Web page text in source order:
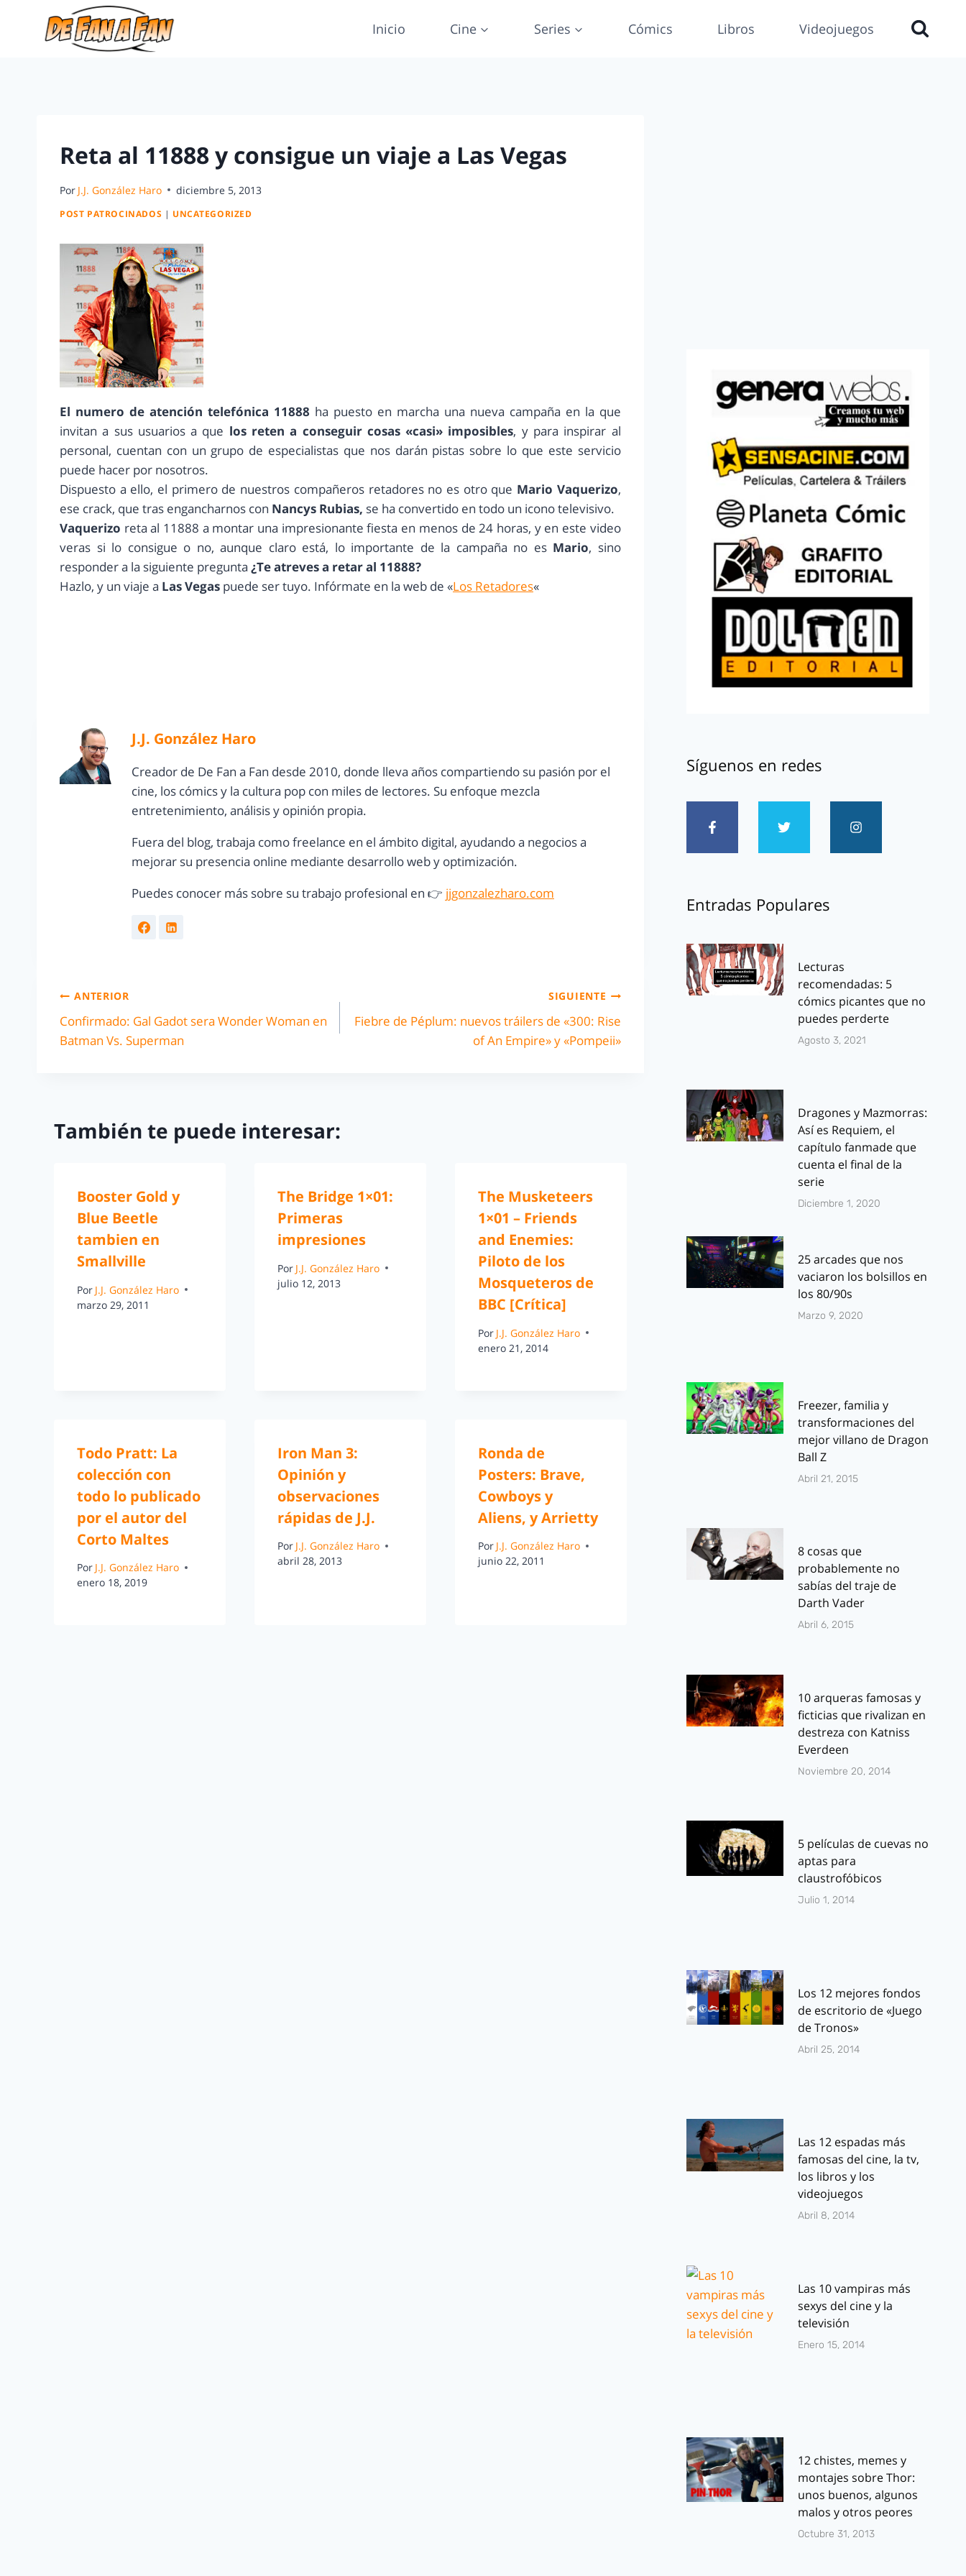
Inicio Cine Series Cómics Libros Videojuegos
Reta al 11888 y consigue un viaje a Las Vegas
Por J.J. González Haro diciembre 5, 2013
POST PATROCINADOS | UNCATEGORIZED
El numero de atención telefónica 11888 ha puesto en marcha una nueva campaña en la que
invitan a sus usuarios a que los reten a conseguir cosas «casi» imposibles, y para inspirar al
personal, cuentan con un grupo de especialistas que nos darán pistas sobre lo que este servicio
puede hacer por nosotros.
Dispuesto a ello, el primero de nuestros compañeros retadores no es otro que Mario Vaquerizo,
ese crack, que tras engancharnos con Nancys Rubias, se ha convertido en todo un icono televisivo.
Vaquerizo reta al 11888 a montar una impresionante fiesta en menos de 24 horas, y en este video
veras si lo consigue o no, aunque claro está, lo importante de la campaña no esMario, sino
responder a la siguiente pregunta ¿Te atreves a retar al 11888?
Hazlo, y un viaje a Las Vegas puede ser tuyo. Infórmate en la web de «Los Retadores«
J.J. González Haro
Creador de De Fan a Fan desde 2010, donde lleva años compartiendo su pasión por el
cine, los cómics y la cultura pop con miles de lectores. Su enfoque mezcla
entretenimiento, análisis y opinión propia.
Fuera del blog, trabaja como freelance en el ámbito digital, ayudando a negocios a
mejorar su presencia online mediante desarrollo web y optimización.
Puedes conocer más sobre su trabajo profesional en 👉 jjgonzalezharo.com
ANTERIOR
Confirmado: Gal Gadot sera Wonder Woman en
Batman Vs. Superman
SIGUIENTE
Fiebre de Péplum: nuevos tráilers de «300: Rise
of An Empire» y «Pompeii»
También te puede interesar:
Booster Gold y
Blue Beetle
tambien en
Smallville
Por J.J. González Haro
marzo 29, 2011
The Bridge 1×01:
Primeras
impresiones
Por J.J. González Haro
julio 12, 2013
The Musketeers
1×01 – Friends
and Enemies:
Piloto de los
Mosqueteros de
BBC [Crítica]
Por J.J. González Haro
enero 21, 2014
Todo Pratt: La
colección con
todo lo publicado
por el autor del
Corto Maltes
Por J.J. González Haro
enero 18, 2019
Iron Man 3:
Opinión y
observaciones
rápidas de J.J.
Por J.J. González Haro
abril 28, 2013
Ronda de
Posters: Brave,
Cowboys y
Aliens, y Arrietty
Por J.J. González Haro
junio 22, 2011
Síguenos en redes
Entradas Populares
Lecturas
recomendadas: 5
cómics picantes que no
puedes perderte
Agosto 3, 2021
Dragones y Mazmorras:
Así es Requiem, el
capítulo fanmade que
cuenta el final de la
serie
Diciembre 1, 2020
25 arcades que nos
vaciaron los bolsillos en
los 80/90s
Marzo 9, 2020
Freezer, familia y
transformaciones del
mejor villano de Dragon
Ball Z
Abril 21, 2015
8 cosas que
probablemente no
sabías del traje de
Darth Vader
Abril 6, 2015
10 arqueras famosas y
ficticias que rivalizan en
destreza con Katniss
Everdeen
Noviembre 20, 2014
5 películas de cuevas no
aptas para
claustrofóbicos
Julio 1, 2014
Los 12 mejores fondos
de escritorio de «Juego
de Tronos»
Abril 25, 2014
Las 12 espadas más
famosas del cine, la tv,
los libros y los
videojuegos
Abril 8, 2014
Las 10 vampiras más
sexys del cine y la
televisión
Enero 15, 2014
12 chistes, memes y
montajes sobre Thor:
unos buenos, algunos
malos y otros peores
Octubre 31, 2013